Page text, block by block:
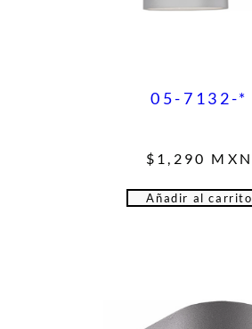
05-7132-*
$ 1,290 MXN
Añadir al carrito